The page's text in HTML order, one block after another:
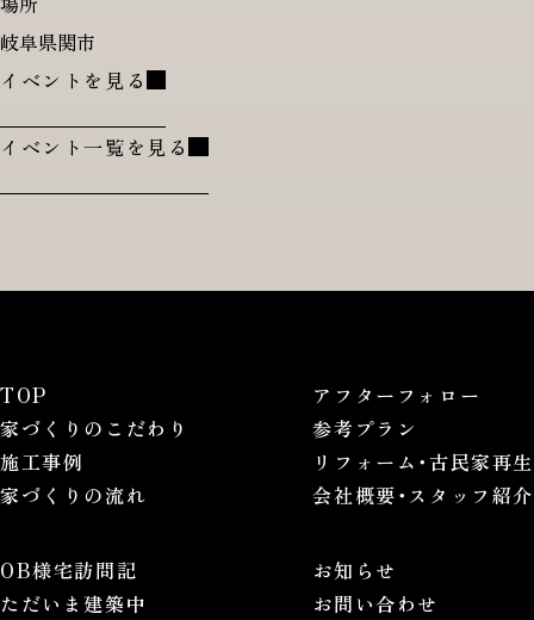
岐阜県関市
イベントを見る
イベント一覧を見る
TOP
家づくりのこだわり
施工事例
家づくりの流れ
OB様宅訪問記
ただいま建築中
アフターフォロー
参考プラン
リフォーム･古民家再生
会社概要･スタッフ紹介
お知らせ
お問い合わせ